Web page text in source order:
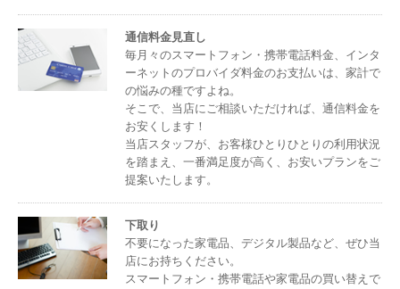
通信料金見直し
毎月々のスマートフォン・携帯電話料金、インタ
ーネットのプロバイダ料金のお支払いは、家計で
の悩みの種ですよね。
そこで、当店にご相談いただければ、通信料金を
お安くします！
当店スタッフが、お客様ひとりひとりの利用状況
を踏まえ、一番満足度が高く、お安いプランをご
提案いたします。
下取り
不要になった家電品、デジタル製品など、ぜひ当
店にお持ちください。
スマートフォン・携帯電話や家電品の買い替えで